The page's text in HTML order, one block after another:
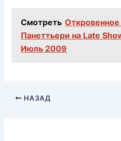
Смотреть
Панеттьери на Late
Июль 2009
НАЗАД